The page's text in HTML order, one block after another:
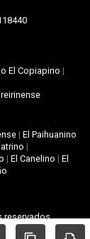
El Copiapino |
| El Paihuanino
|
|El Canelino |El
reservados.